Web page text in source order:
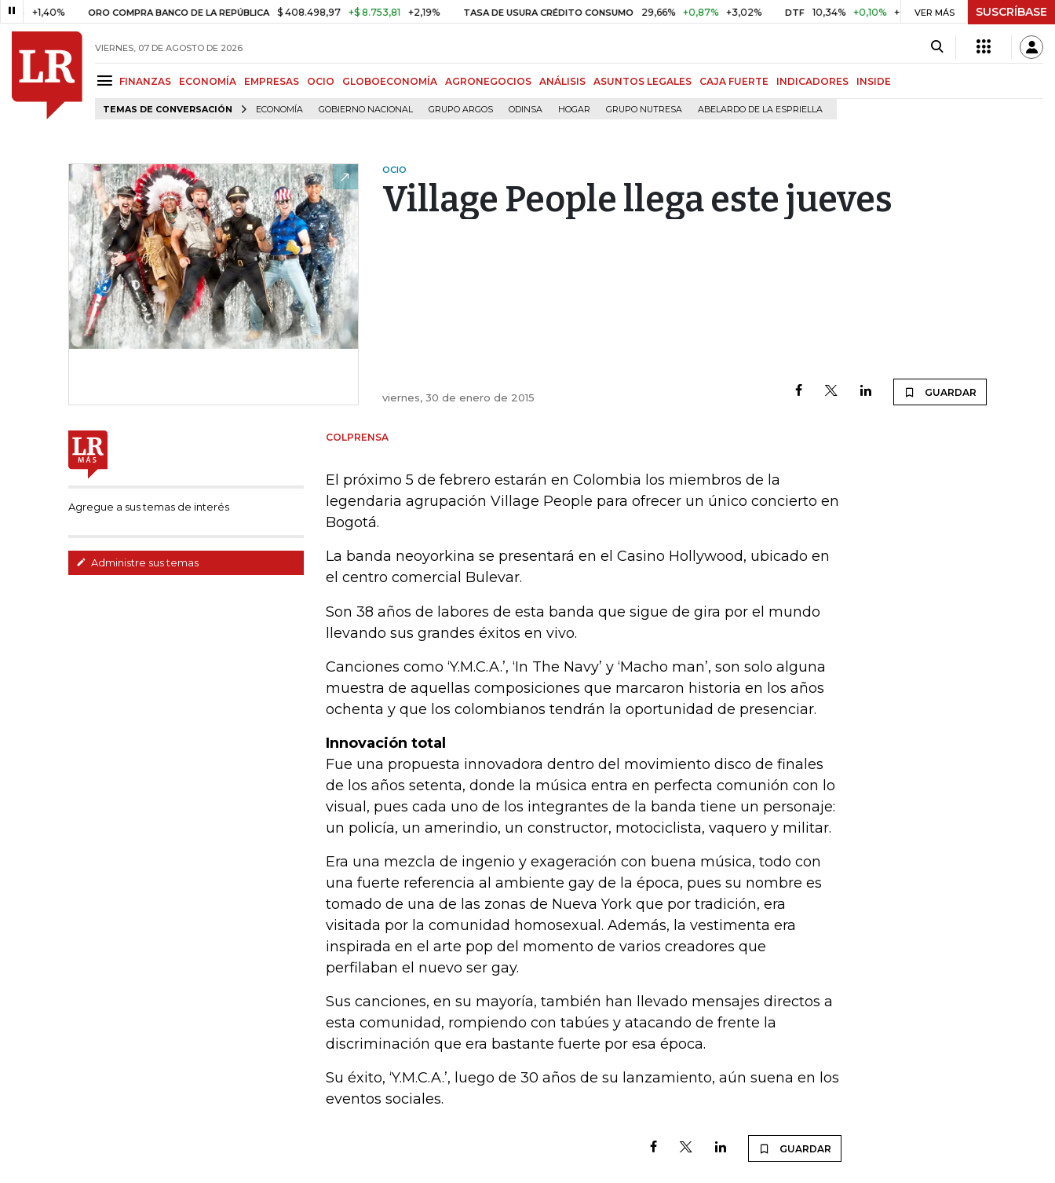
ORO COMPRA BANCO DE LA REPÚBLICA $ 408.498,97 +$ 8.753,81 +2,19% TASA DE USURA CRÉDITO CONSUMO 29,66% +0,87% +3,02% DTF 10,34% +0,10% +0,98% UVR $ 416,96 +$ 0,05
VER MÁS SUSCRÍBASE
VIERNES, 07 DE AGOSTO DE 2026
FINANZAS ECONOMÍA EMPRESAS OCIO GLOBOECONOMÍA AGRONEGOCIOS ANÁLISIS ASUNTOS LEGALES CAJA FUERTE INDICADORES INSIDE
TEMAS DE CONVERSACIÓN ECONOMÍA GOBIERNO NACIONAL GRUPO ARGOS ODINSA HOGAR GRUPO NUTRESA ABELARDO DE LA ESPRIELLA
OCIO
Village People llega este jueves
viernes, 30 de enero de 2015 GUARDAR
Agregue a sus temas de interés
Administre sus temas
COLPRENSA
El próximo 5 de febrero estarán en Colombia los miembros de la
legendaria agrupación Village People para ofrecer un único concierto en
Bogotá.
La banda neoyorkina se presentará en el Casino Hollywood, ubicado en
el centro comercial Bulevar.
Son 38 años de labores de esta banda que sigue de gira por el mundo
llevando sus grandes éxitos en vivo.
Canciones como ‘Y.M.C.A.’, ‘In The Navy’ y ‘Macho man’, son solo alguna
muestra de aquellas composiciones que marcaron historia en los años
ochenta y que los colombianos tendrán la oportunidad de presenciar.
Innovación total
Fue una propuesta innovadora dentro del movimiento disco de finales
de los años setenta, donde la música entra en perfecta comunión con lo
visual, pues cada uno de los integrantes de la banda tiene un personaje:
un policía, un amerindio, un constructor, motociclista, vaquero y militar.
Era una mezcla de ingenio y exageración con buena música, todo con
una fuerte referencia al ambiente gay de la época, pues su nombre es
tomado de una de las zonas de Nueva York que por tradición, era
visitada por la comunidad homosexual. Además, la vestimenta era
inspirada en el arte pop del momento de varios creadores que
perfilaban el nuevo ser gay.
Sus canciones, en su mayoría, también han llevado mensajes directos a
esta comunidad, rompiendo con tabúes y atacando de frente la
discriminación que era bastante fuerte por esa época.
Su éxito, ‘Y.M.C.A.’, luego de 30 años de su lanzamiento, aún suena en los
eventos sociales.
GUARDAR